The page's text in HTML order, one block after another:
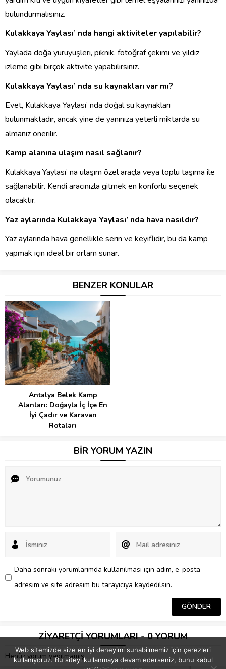
bulundurmalısınız.
Kulakkaya Yaylası’ nda hangi aktiviteler yapılabilir?
Yaylada doğa yürüyüşleri, piknik, fotoğraf çekimi ve yıldız
izleme gibi birçok aktivite yapabilirsiniz.
Kulakkaya Yaylası’ nda su kaynakları var mı?
Evet, Kulakkaya Yaylası’ nda doğal su kaynakları
bulunmaktadır, ancak yine de yanınıza yeterli miktarda su
almanız önerilir.
Kamp alanına ulaşım nasıl sağlanır?
Kulakkaya Yaylası’ na ulaşım özel araçla veya toplu taşıma ile
sağlanabilir. Kendi aracınızla gitmek en konforlu seçenek
olacaktır.
Yaz aylarında Kulakkaya Yaylası’ nda hava nasıldır?
Yaz aylarında hava genellikle serin ve keyiflidir, bu da kamp
yapmak için ideal bir ortam sunar.
BENZER KONULAR
Antalya Belek Kamp
Alanları: Doğayla İç İçe En
İyi Çadır ve Karavan
Rotaları
BİR YORUM YAZIN
Daha sonraki yorumlarımda kullanılması için adım, e-posta
adresim ve site adresim bu tarayıcıya kaydedilsin.
ZİYARETÇİ YORUMLARI - 0 YORUM
Henüz yorum yapılmamış.
Web sitemizde size en iyi deneyimi sunabilmemiz için çerezleri
kullanıyoruz. Bu siteyi kullanmaya devam ederseniz, bunu kabul